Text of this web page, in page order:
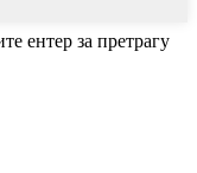
ентер за претрагу